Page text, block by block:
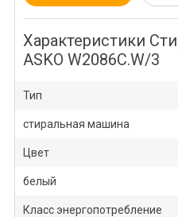
Характеристики
ASKO W2086C.W/3
Тип
стиральная машина
Цвет
белый
Класс энергопотребление